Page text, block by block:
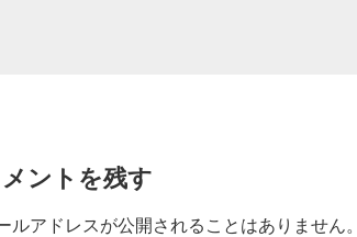
ントを残す
ルアドレスが公開されることはありません。